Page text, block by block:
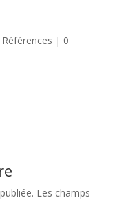
Références | 0
Les champs